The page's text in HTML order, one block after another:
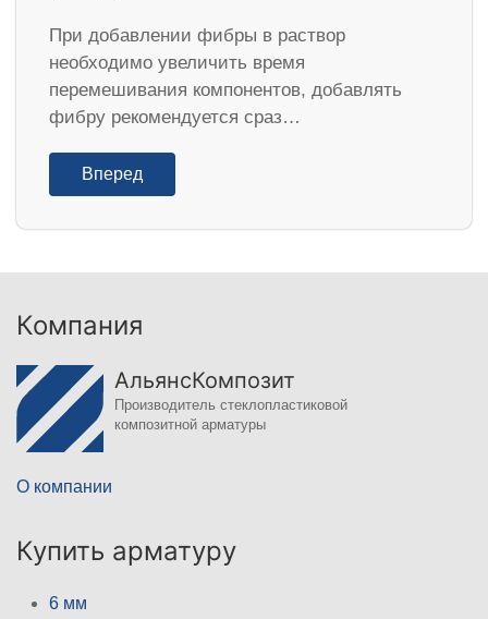
При добавлении фибры в раствор
необходимо увеличить время
перемешивания компонентов, добавлять
фибру рекомендуется сраз…
Вперед
Компания
АльянсКомпозит
Производитель стеклопластиковой
композитной арматуры
О компании
Купить арматуру
6 мм